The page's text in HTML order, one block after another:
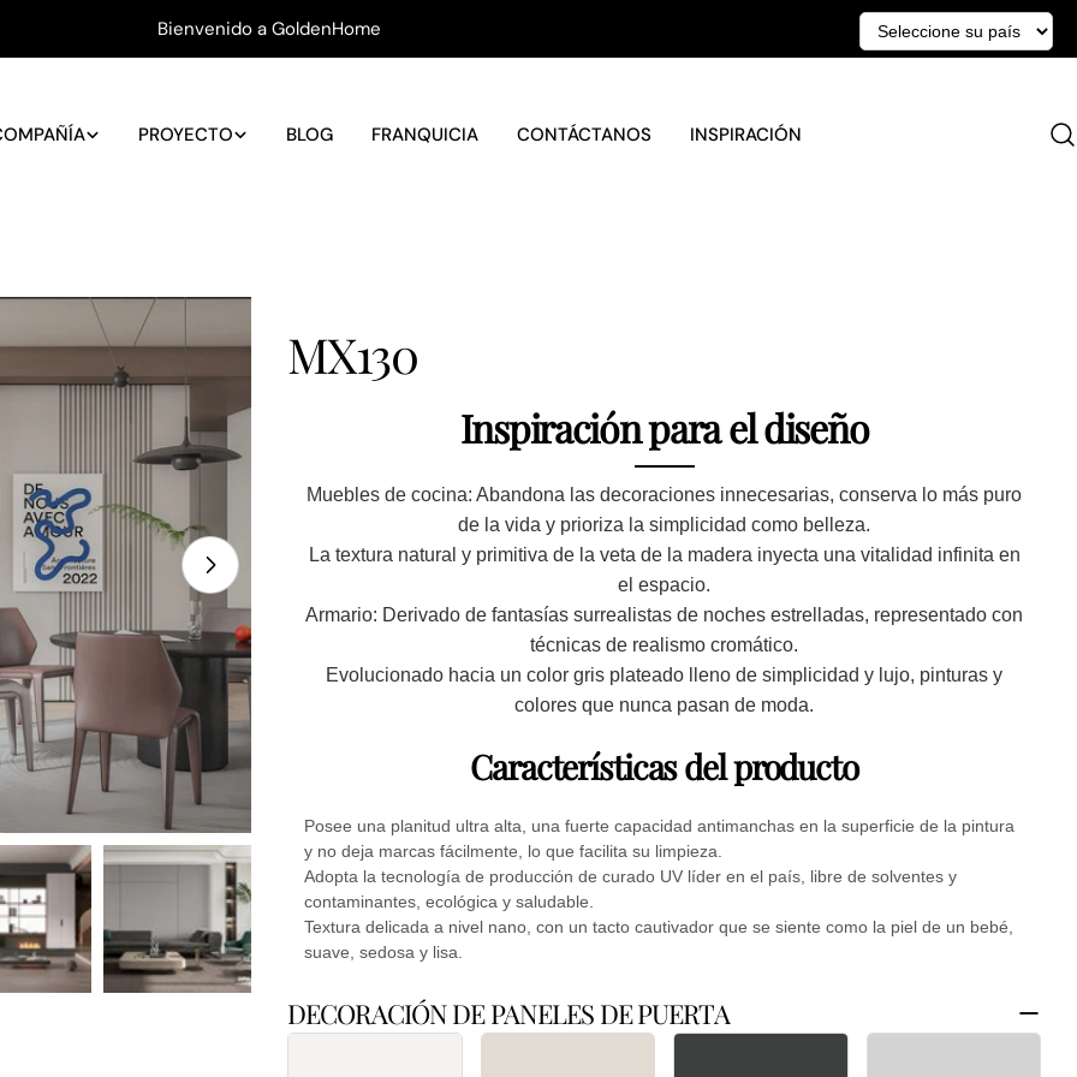
Bienvenido a GoldenHome
PROYECTO BLOG FRANQUICIA CONTÁCTANOS INSPIRACIÓN
Abrir medios 1 en modal
MX130
Inspiración para el diseño
Muebles de cocina: Abandona las decoraciones innecesarias, conserva lo más puro
de la vida y prioriza la simplicidad como belleza.
La textura natural y primitiva de la veta de la madera inyecta una vitalidad infinita en
el espacio.
Armario: Derivado de fantasías surrealistas de noches estrelladas, representado con
técnicas de realismo cromático.
Evolucionado hacia un color gris plateado lleno de simplicidad y lujo, pinturas y
colores que nunca pasan de moda.
Características del producto
Posee una planitud ultra alta, una fuerte capacidad antimanchas en la superficie de la pintura
y no deja marcas fácilmente, lo que facilita su limpieza.
Adopta la tecnología de producción de curado UV líder en el país, libre de solventes y
contaminantes, ecológica y saludable.
Textura delicada a nivel nano, con un tacto cautivador que se siente como la piel de un bebé,
suave, sedosa y lisa.
DECORACIÓN DE PANELES DE PUERTA
Hacer una pregunta
nombre